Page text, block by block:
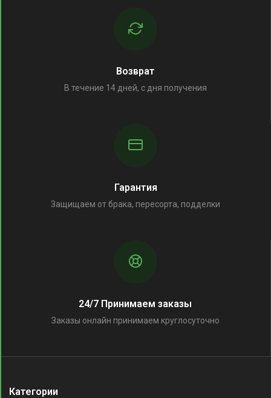
Возврат
В течение 14 дней, с дня получения
Гарантия
Защищаем от брака, пересорта, подделки
24/7 Принимаем заказы
Заказы онлайн принимаем круглосуточно
Категории